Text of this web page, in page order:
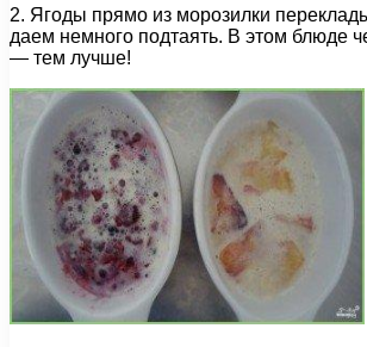
2. Ягоды прямо из морозилки
даем немного подтаять. В этом блюде
— тем лучше!